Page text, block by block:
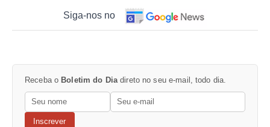
Siga-nos no
Receba o Boletim do Diadireto no seu e-mail, todo dia.
Inscrever